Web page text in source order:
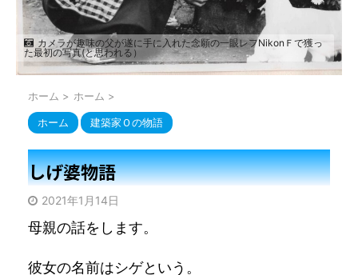
カメラが趣味の父が遂に手に入れた念願の一眼レフNikonＦで獲っ
た最初の写真(と思われる）
ホーム > ホーム >
ホーム 建築家Ｏの物語
しげ婆物語
2021年1月14日
母親の話をします。
彼女の名前はシゲという。